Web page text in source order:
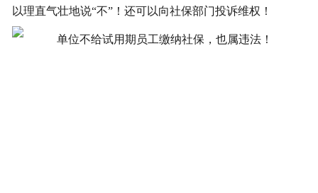
以理直气壮地说“不”！还可以向社保部门投诉维权！